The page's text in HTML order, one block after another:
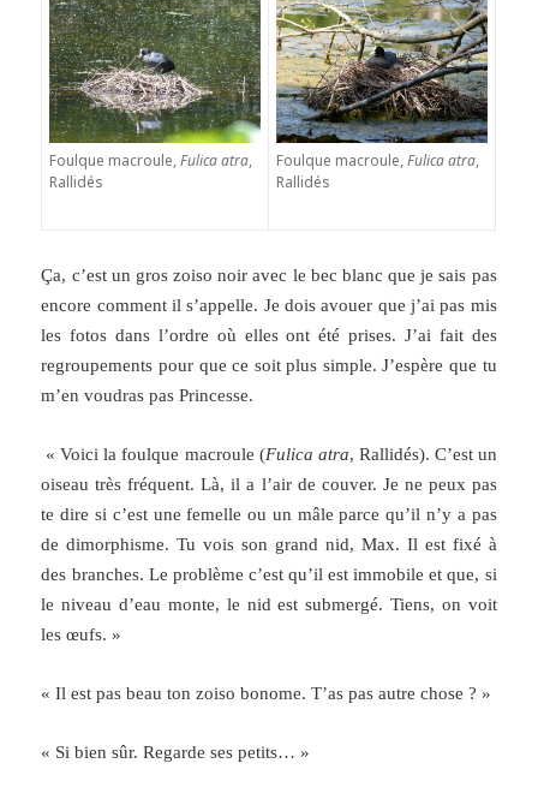
Foulque macroule,Fulica atra,
Rallidés
Foulque macroule,Fulica atra,
Rallidés
Ça, c’est un gros zoiso noir avec le bec blanc que je sais pas
encore comment il s’appelle. Je dois avouer que j’ai pas mis
les fotos dans l’ordre où elles ont été prises. J’ai fait des
regroupements pour que ce soit plus simple. J’espère que tu
m’en voudras pas Princesse.
« Voici la foulque macroule (Fulica atra, Rallidés). C’est un
oiseau très fréquent. Là, il a l’air de couver. Je ne peux pas
te dire si c’est une femelle ou un mâle parce qu’il n’y a pas
de dimorphisme. Tu vois son grand nid, Max. Il est fixé à
des branches. Le problème c’est qu’il est immobile et que, si
le niveau d’eau monte, le nid est submergé. Tiens, on voit
les œufs. »
« Il est pas beau ton zoiso bonome. T’as pas autre chose ? »
« Si bien sûr. Regarde ses petits… »